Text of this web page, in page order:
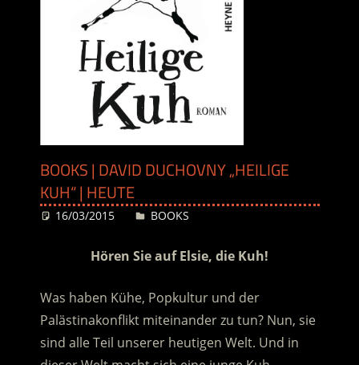
BOOKS | DAVID DUCHOVNY „HEILIGE
KUH“ | HEUTE
16/03/2015 Desiree
BOOKS
Hören Sie auf Elsie, die Kuh!
Was haben Kühe, Popkultur und der
Palästinakonflikt miteinander zu tun? Nun, sie
sind alle Teil unserer heutigen Welt. Und in